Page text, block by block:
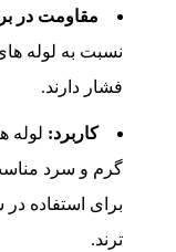
مقاومت در
فشار دارند.
کاربرد:
برای استفاده
ترند.